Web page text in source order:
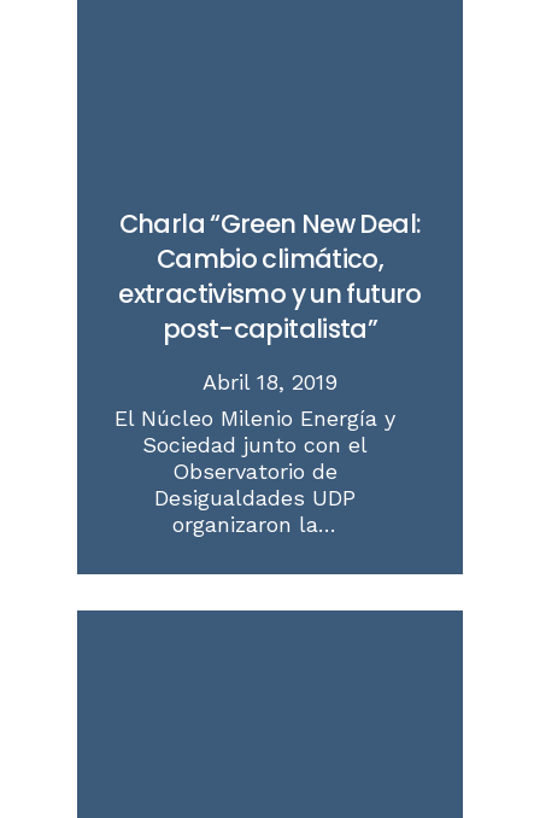
Charla “Green New Deal:
Cambio climático,
extractivismo y un futuro
post-capitalista”
Abril 18, 2019
El Núcleo Milenio Energía y
Sociedad junto con el
Observatorio de
Desigualdades UDP
organizaron la…